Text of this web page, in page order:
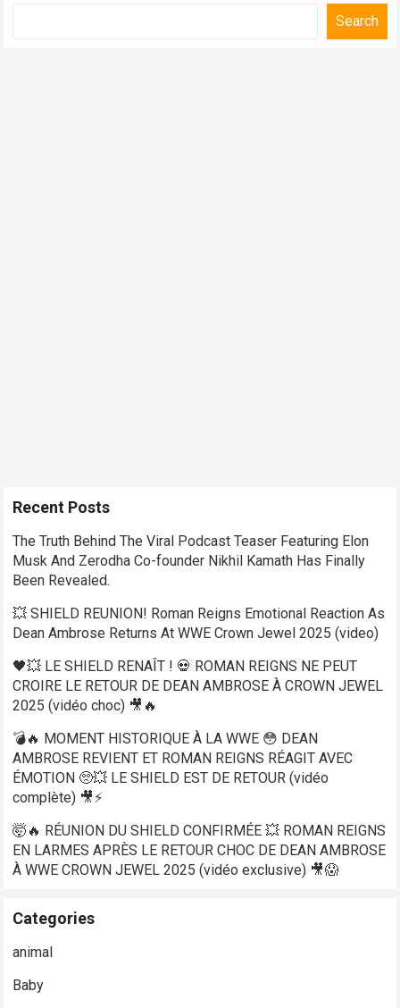
Search
Recent Posts
The Truth Behind The Viral Podcast Teaser Featuring Elon
Musk And Zerodha Co-founder Nikhil Kamath Has Finally
Been Revealed.
💥 SHIELD REUNION! Roman Reigns Emotional Reaction As
Dean Ambrose Returns At WWE Crown Jewel 2025 (video)
🖤💥 LE SHIELD RENAÎT ! 💀 ROMAN REIGNS NE PEUT
CROIRE LE RETOUR DE DEAN AMBROSE À CROWN JEWEL
2025 (vidéo choc) 🎥🔥
💣🔥 MOMENT HISTORIQUE À LA WWE 😳 DEAN
AMBROSE REVIENT ET ROMAN REIGNS RÉAGIT AVEC
ÉMOTION 🥺💥 LE SHIELD EST DE RETOUR (vidéo
complète) 🎥⚡
🤯🔥 RÉUNION DU SHIELD CONFIRMÉE 💥 ROMAN REIGNS
EN LARMES APRÈS LE RETOUR CHOC DE DEAN AMBROSE
À WWE CROWN JEWEL 2025 (vidéo exclusive) 🎥😱
Categories
animal
Baby